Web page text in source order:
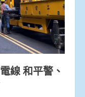
線 和平警、